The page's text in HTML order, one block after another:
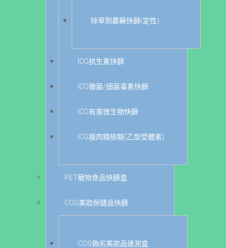
除草劑農藥快篩(定性)
ICG抗生素快篩
ICG黴菌/細菌毒素快篩
ICG有害微生物快篩
ICG瘦肉精檢驗(乙型受體素)
PET寵物食品快篩盒
COS美妝保健品快篩
COS偽劣美妝品速測盒